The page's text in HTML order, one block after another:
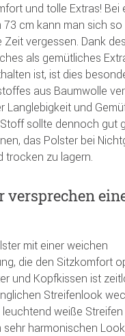
und tolle Extras! Bei
73 cm kann man sich
Zeit vergessen. Dank
als gemütliches
ist, ist dies
aus Baumwolle
Langlebigkeit und
sollte dennoch gut
das Polster bei
trocken zu lagern.
versprechen
mit einer weichen
die den Sitzkomfort
und Kopfkissen ist
Streifenlook
weiße
sehr harmonischen